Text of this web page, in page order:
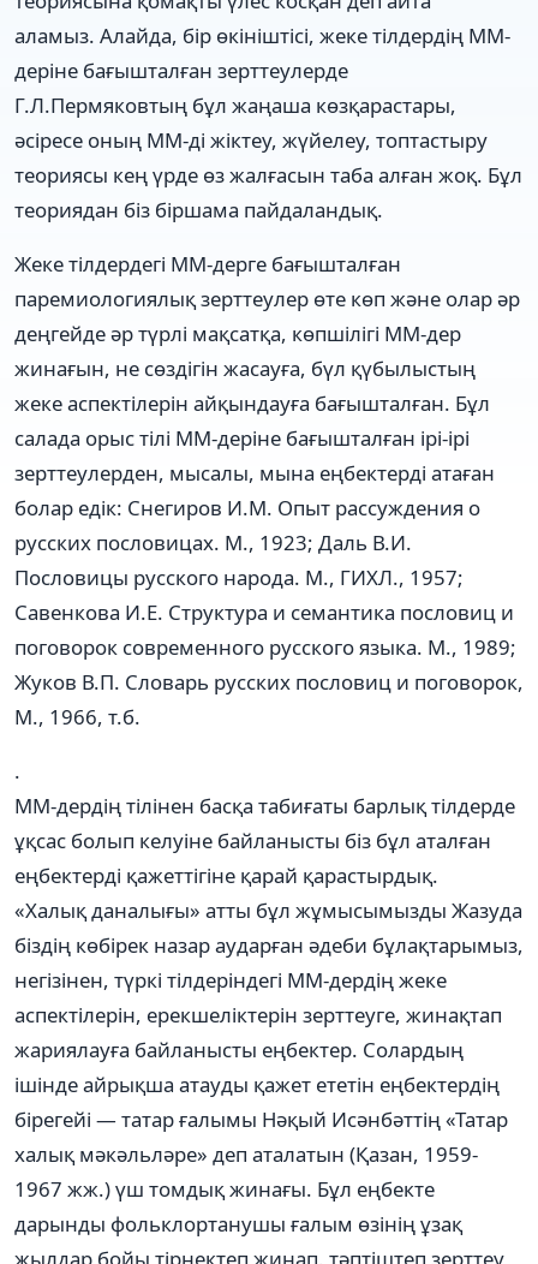
аламыз. Алайда, бір өкініштісі, жеке тілдердің ММ-
деріне бағышталған зерттеулерде
Г.Л.Пермяковтың бұл жаңаша көзқарастары,
әсіресе оның ММ-ді жіктеу, жүйелеу, топтастыру
теориясы кең үрде өз жалғасын таба алған жоқ. Бұл
теориядан біз біршама пайдаландық.
Жеке тілдердегі ММ-дерге бағышталған
паремиологиялық зерттеулер өте көп және олар әр
деңгейде әр түрлі мақсатқа, көпшілігі ММ-дер
жинағын, не сөздігін жасауға, бүл қүбылыстың
жеке аспектілерін айқындауға бағышталған. Бұл
салада орыс тілі ММ-деріне бағышталған ірі-ірі
зерттеулерден, мысалы, мына еңбектерді атаған
болар едік: Снегиров И.М. Опыт рассуждения о
русских пословицах. М., 1923; Даль В.И.
Пословицы русского народа. М., ГИХЛ., 1957;
Савенкова И.Е. Структура и семантика пословиц и
поговорок современного русского языка. М., 1989;
Жуков В.П. Словарь русских пословиц и поговорок,
М., 1966, т.б.
.
ММ-дердің тілінен басқа табиғаты барлық тілдерде
ұқсас болып келуіне байланысты біз бұл аталған
еңбектерді қажеттігіне қарай қарастырдық.
«Халық даналығы» атты бұл жұмысымызды Жазуда
біздің көбірек назар аударған әдеби бұлақтарымыз,
негізінен, түркі тілдеріндегі ММ-дердің жеке
аспектілерін, ерекшеліктерін зерттеуге, жинақтап
жариялауға байланысты еңбектер. Солардың
ішінде айрықша атауды қажет ететін еңбектердің
бірегейі — татар ғалымы Нәқый Исәнбәттің «Татар
халық мәкәльләре» деп аталатын (Қазан, 1959-
1967 жж.) үш томдық жинағы. Бұл еңбекте
дарынды фольклортанушы ғалым өзінің ұзақ
жылдар бойы тірнектеп жинап, тәптіштеп зерттеу